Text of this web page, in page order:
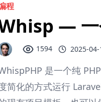
程
— 一
1594 2025-
是一个纯
简化的方式运行